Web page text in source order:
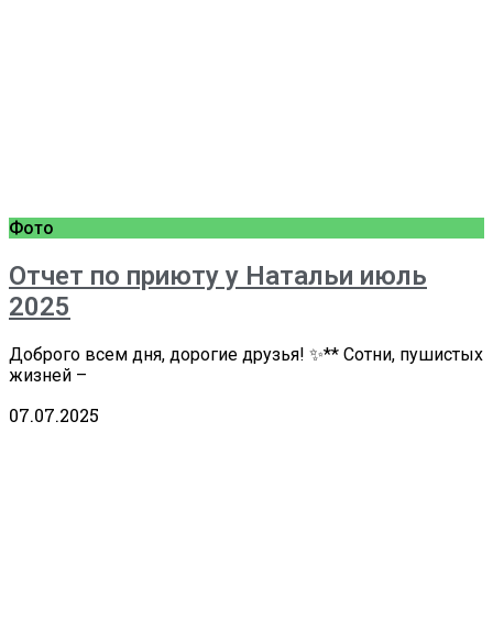
Фото
Отчет по приюту у Натальи июль
2025
Доброго всем дня, дорогие друзья! ✨** Сотни, пушистых
жизней –
07.07.2025